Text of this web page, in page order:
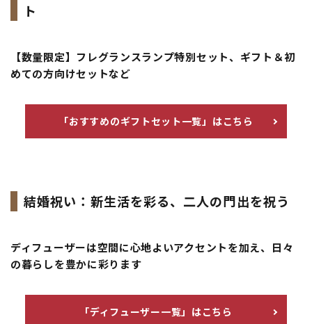
ト
【数量限定】フレグランスランプ特別セット、ギフト＆初
めての方向けセットなど
「おすすめのギフトセット一覧」はこちら
結婚祝い：新生活を彩る、二人の門出を祝う
ディフューザーは空間に心地よいアクセントを加え、日々
の暮らしを豊かに彩ります
「ディフューザー一覧」はこちら